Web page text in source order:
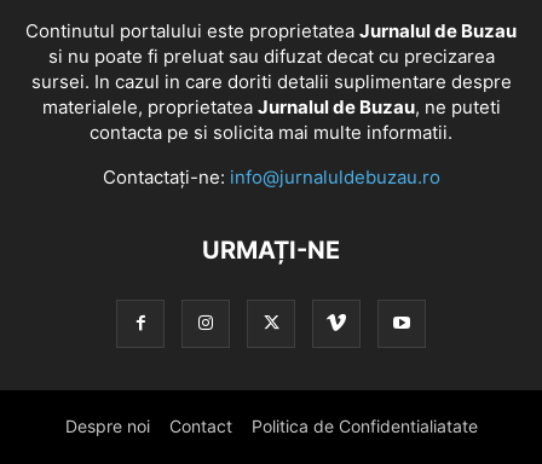
Continutul portalului este proprietatea Jurnalul de Buzau
si nu poate fi preluat sau difuzat decat cu precizarea
sursei. In cazul in care doriti detalii suplimentare despre
materialele, proprietatea Jurnalul de Buzau, ne puteti
contacta pe si solicita mai multe informatii.
Contactați-ne: info@jurnaluldebuzau.ro
URMAȚI-NE
Despre noi Contact Politica de Confidentialiatate